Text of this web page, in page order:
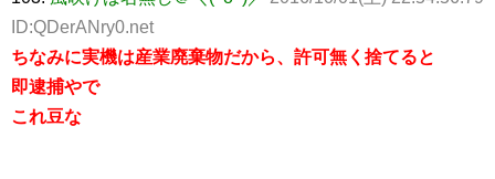
ID:QDerANry0.net
ちなみに実機は産業廃棄物だから、許可無く捨てると
即逮捕やで
これ豆な